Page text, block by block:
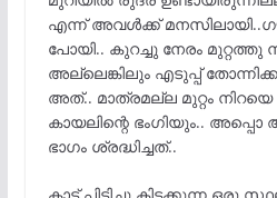
എന്ന് അവൾക്ക്
പോയി.. കുറച്ചു നേരം മുറ്റത്തു
അല്ലെങ്കിലും എടുപ്പ്
അത്.. മാത്രമല്ല മുറ്റം നിറയെ
കായലിന്റെ ഭംഗിയും.. അപ്പൊ
ഭാഗം ശ്രദ്ധിച്ചത്..